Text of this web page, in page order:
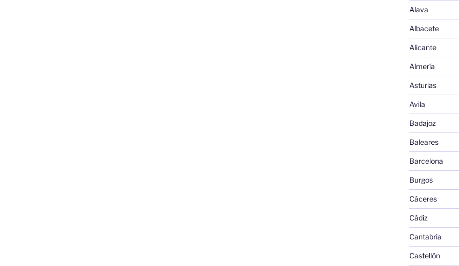
Alava
Albacete
Alicante
Almería
Asturias
Avila
Badajoz
Baleares
Barcelona
Burgos
Cáceres
Cádiz
Cantabria
Castellón